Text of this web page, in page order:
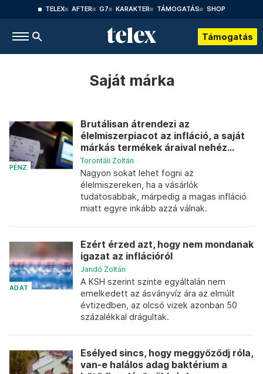
TELEX AFTER G7 KARAKTER TÁMOGATÁS SHOP
Támogatás
Saját márka
PÉNZ
Brutálisan átrendezi az
élelmiszerpiacot az infláció, a saját
márkás termékek áraival nehéz...
Torontáli Zoltán
Nagyon sokat lehet fogni az
élelmiszereken, ha a vásárlók
tudatosabbak, márpedig a magas infláció
miatt egyre inkább azzá válnak.
ADAT
Ezért érzed azt, hogy nem mondanak
igazat az inflációról
Jandó Zoltán
A KSH szerint szinte egyáltalán nem
emelkedett az ásványvíz ára az elmúlt
évtizedben, az olcsó vizek azonban 50
százalékkal drágultak.
Esélyed sincs, hogy meggyőződj róla,
van-e halálos adag baktérium a